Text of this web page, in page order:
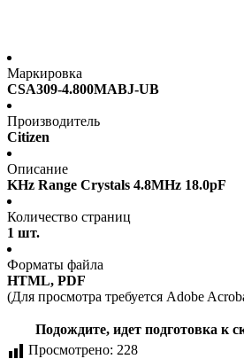
Маркировка
CSA309-4.800MABJ-UB
Производитель
Citizen
Описание
KHz Range Crystals 4.8MHz 18.0pF
Количество страниц
1 шт.
Форматы файла
HTML, PDF
(Для просмотра требуется Adobe
Подождите, идет подготовка к
Просмотрено: 228